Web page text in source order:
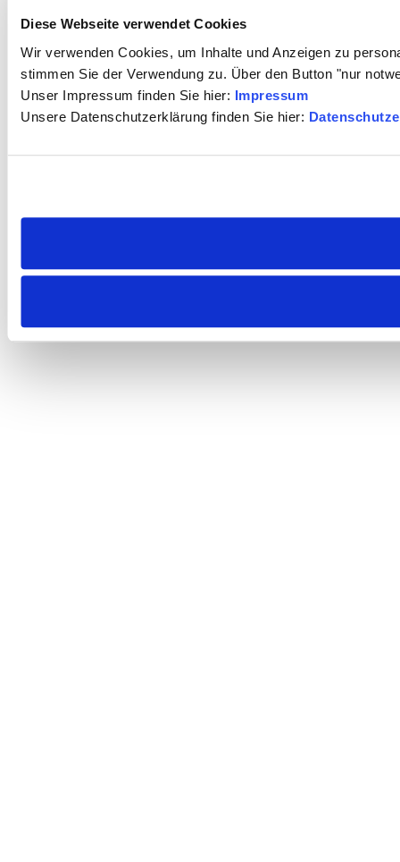
Diese Webseite verwendet Cookies
Wir verwenden Cookies, um Inhalte und Anzeigen zu
stimmen Sie der Verwendung zu. Über den Button "nur
Unser Impressum finden Sie hier: Impressum
Unsere Datenschutzerklärung finden Sie hier: